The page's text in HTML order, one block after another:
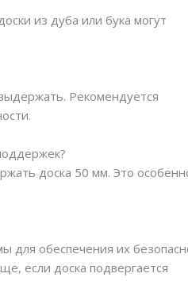
из дуба или бука могут
Рекомендуется
доска 50 мм. Это
для обеспечения их
если доска подвергается